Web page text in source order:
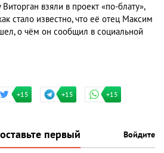
взяли в проект «по-блату»,
стало известно, что её отец Максим
о чём он сообщил в социальной
+15 +15 +15
первый Войдите